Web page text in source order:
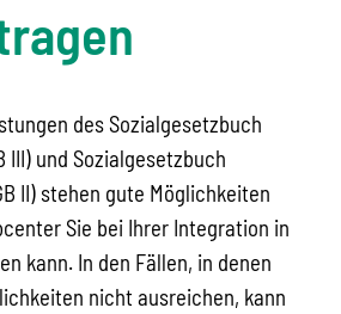
des Sozialgesetzbuch
III) und Sozialgesetzbuch
II) stehen gute Möglichkeiten
Sie bei Ihrer Integration in
kann. In den Fällen, in denen
nicht ausreichen, kann